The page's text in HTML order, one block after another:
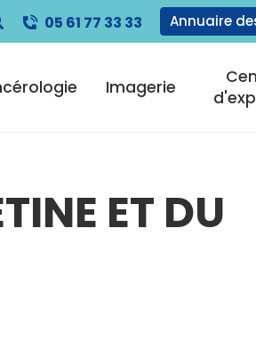
05 61 77 33 33 Annuaire
Imagerie
ET DU